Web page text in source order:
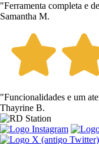
"Ferramenta completa e
Samantha M.
"Funcionalidades e um
Thayrine B.